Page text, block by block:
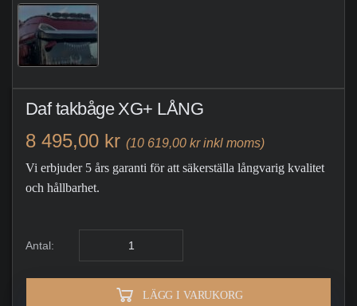
Daf takbåge XG+ LÅNG
8 495,00 kr (10 619,00 kr inkl moms)
Vi erbjuder 5 års garanti för att säkerställa långvarig kvalitet
och hållbarhet.
Antal:
LÄGG I VARUKORG